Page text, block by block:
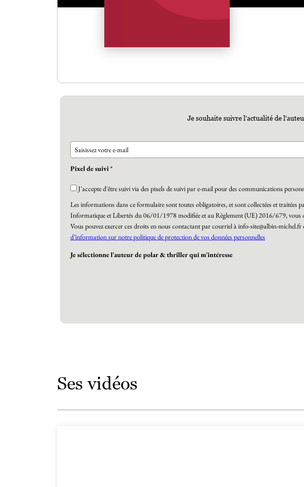
Je souhaite suivre l'actualité de
Pixel de suivi*
J'accepte d'être suivi via des pixels de suivi par e-mail pour des communications
Les informations dans ce formulaire sont toutes obligatoires, et sont collectées et
Informatique et Libertés du 06/01/1978 modifiée et au Règlement (UE) 2016/679,
Vous pouvez exercer ces droits en nous contactant par courriel à info-site@albin-
d’information sur notre politique de protection de vos données personnelles
Je sélectionne l'auteur de polar & thriller qui m'intéresse
Ses vidéos